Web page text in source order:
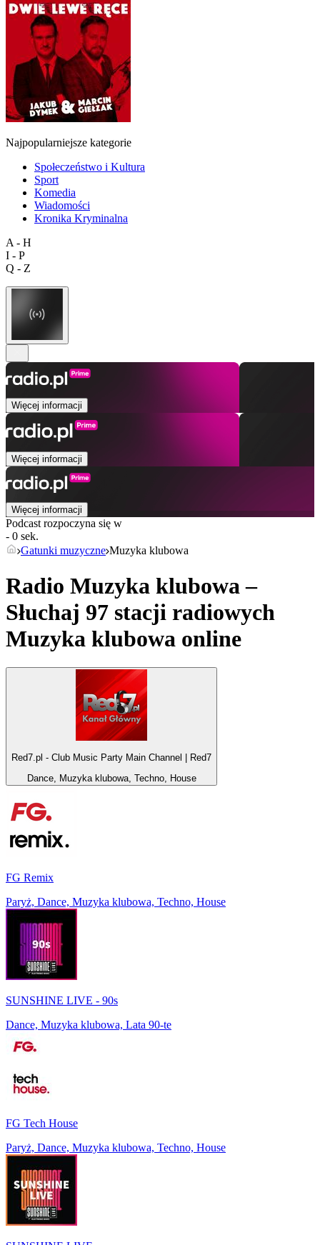
Najpopularniejsze kategorie
Społeczeństwo i Kultura
Sport
Komedia
Wiadomości
Kronika Kryminalna
A - H
I - P
Q - Z
Więcej informacji
Więcej informacji
Więcej informacji
Podcast rozpoczyna się w
- 0 sek.
Gatunki muzyczne Muzyka klubowa
Radio Muzyka klubowa –
Słuchaj 97 stacji radiowych
Muzyka klubowa online
Red7.pl - Club Music Party Main Channel | Red7
Dance, Muzyka klubowa, Techno, House
FG Remix
Paryż, Dance, Muzyka klubowa, Techno, House
SUNSHINE LIVE - 90s
Dance, Muzyka klubowa, Lata 90-te
FG Tech House
Paryż, Dance, Muzyka klubowa, Techno, House